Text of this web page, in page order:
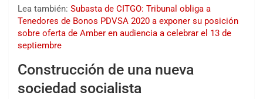
Lea también: Subasta de CITGO: Tribunal obliga a
Tenedores de Bonos PDVSA 2020 a exponer su posición
sobre oferta de Amber en audiencia a celebrar el 13 de
septiembre
Construcción de una nueva
sociedad socialista